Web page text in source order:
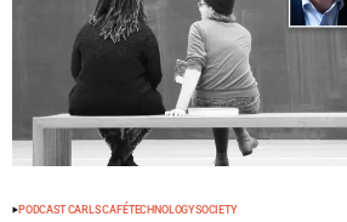
PODCAST CARLS CAFÉTECHNOLOGYSOCIETY